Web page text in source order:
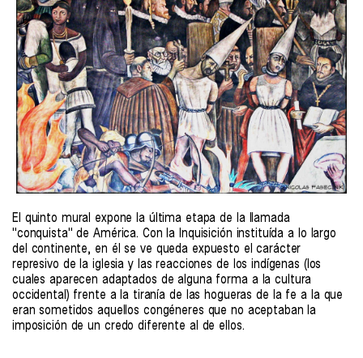
El quinto mural expone la última etapa de la llamada
"conquista" de América. Con la Inquisición instituída a lo largo
del continente, en él se ve queda expuesto el carácter
represivo de la iglesia y las reacciones de los indígenas (los
cuales aparecen adaptados de alguna forma a la cultura
occidental) frente a la tiranía de las hogueras de la fe a la que
eran sometidos aquellos congéneres que no aceptaban la
imposición de un credo diferente al de ellos.